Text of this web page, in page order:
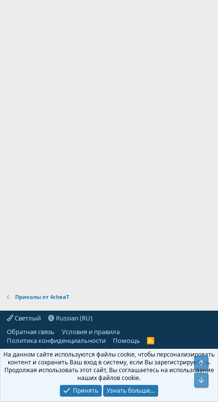
Приколы от 4cheaT
Светлый
Russian (RU)
Обратная связь
Условия и правила
Политика конфиденциальности
Помощь
R
S
На данном сайте используются файлы cookie, чтобы персонализировать
контент и сохранить Ваш вход в систему, если Вы зарегистрируетесь.
Продолжая использовать этот сайт, Вы соглашаетесь на использование
наших файлов cookie.
Принять
Узнать больше...